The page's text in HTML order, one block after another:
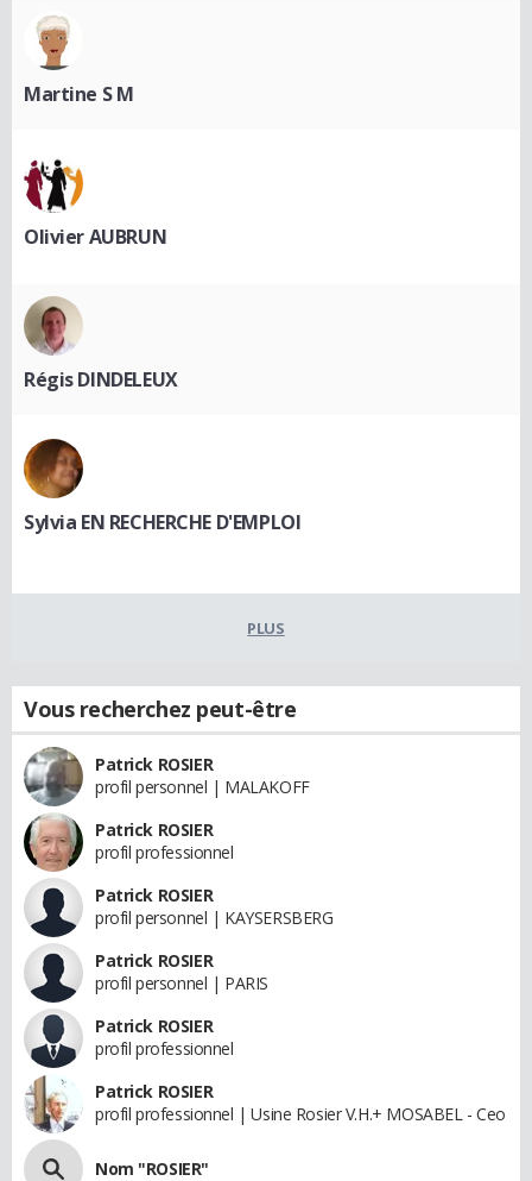
Martine S M
Olivier AUBRUN
Régis DINDELEUX
Sylvia EN RECHERCHE D'EMPLOI
PLUS
Vous recherchez peut-être
Patrick ROSIER
profil personnel | MALAKOFF
Patrick ROSIER
profil professionnel
Patrick ROSIER
profil personnel | KAYSERSBERG
Patrick ROSIER
profil personnel | PARIS
Patrick ROSIER
profil professionnel
Patrick ROSIER
profil professionnel | Usine Rosier V.H.+ MOSABEL - Ceo
Nom "ROSIER"